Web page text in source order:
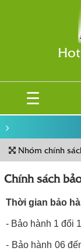
☰
Nhóm chính
Chính sách
Thời gian bảo
- Bảo hành 1 đổi
- Bảo hành 06